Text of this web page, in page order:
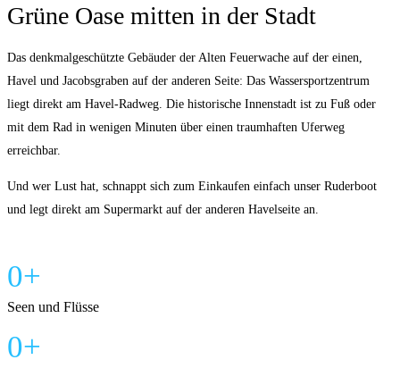
Grüne Oase mitten in der Stadt
Das denkmalgeschützte Gebäuder der Alten Feuerwache auf der einen,
Havel und Jacobsgraben auf der anderen Seite: Das Wassersportzentrum
liegt direkt am Havel-Radweg. Die historische Innenstadt ist zu Fuß oder
mit dem Rad in wenigen Minuten über einen traumhaften Uferweg
erreichbar.
Und wer Lust hat, schnappt sich zum Einkaufen einfach unser Ruderboot
und legt direkt am Supermarkt auf der anderen Havelseite an.
0
Seen und Flüsse
0